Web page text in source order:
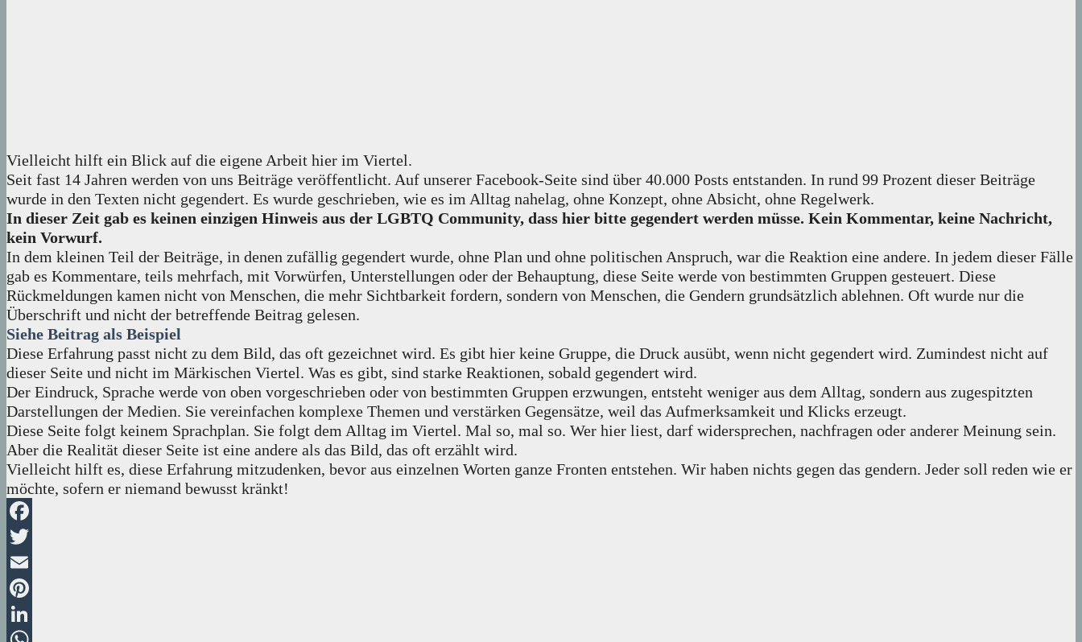
Vielleicht hilft ein Blick auf die eigene Arbeit hier im Viertel.
Seit fast 14 Jahren werden von uns Beiträge veröffentlicht. Auf unserer Facebook-Seite sind über 40.000 Posts entstanden. In rund 99 Prozent dieser Beiträge
wurde in den Texten nicht gegendert. Es wurde geschrieben, wie es im Alltag nahelag, ohne Konzept, ohne Absicht, ohne Regelwerk.
In dieser Zeit gab es keinen einzigen Hinweis aus der LGBTQ Community, dass hier bitte gegendert werden müsse. Kein Kommentar, keine Nachricht,
kein Vorwurf.
In dem kleinen Teil der Beiträge, in denen zufällig gegendert wurde, ohne Plan und ohne politischen Anspruch, war die Reaktion eine andere. In jedem dieser Fälle
gab es Kommentare, teils mehrfach, mit Vorwürfen, Unterstellungen oder der Behauptung, diese Seite werde von bestimmten Gruppen gesteuert. Diese
Rückmeldungen kamen nicht von Menschen, die mehr Sichtbarkeit fordern, sondern von Menschen, die Gendern grundsätzlich ablehnen. Oft wurde nur die
Überschrift und nicht der betreffende Beitrag gelesen.
Siehe Beitrag als Beispiel
Diese Erfahrung passt nicht zu dem Bild, das oft gezeichnet wird. Es gibt hier keine Gruppe, die Druck ausübt, wenn nicht gegendert wird. Zumindest nicht auf
dieser Seite und nicht im Märkischen Viertel. Was es gibt, sind starke Reaktionen, sobald gegendert wird.
Der Eindruck, Sprache werde von oben vorgeschrieben oder von bestimmten Gruppen erzwungen, entsteht weniger aus dem Alltag, sondern aus zugespitzten
Darstellungen der Medien. Sie vereinfachen komplexe Themen und verstärken Gegensätze, weil das Aufmerksamkeit und Klicks erzeugt.
Diese Seite folgt keinem Sprachplan. Sie folgt dem Alltag im Viertel. Mal so, mal so. Wer hier liest, darf widersprechen, nachfragen oder anderer Meinung sein.
Aber die Realität dieser Seite ist eine andere als das Bild, das oft erzählt wird.
Vielleicht hilft es, diese Erfahrung mitzudenken, bevor aus einzelnen Worten ganze Fronten entstehen. Wir haben nichts gegen das gendern. Jeder soll reden wie er
möchte, sofern er niemand bewusst kränkt!
Facebook
Twitter
Email
Pinterest